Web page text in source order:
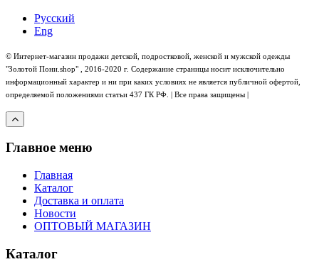
Русский
Eng
© Интернет-магазин продажи детской, подростковой, женской и мужской одежды
"Золотой Пони.shop" , 2016-2020 г. Содержание страницы носит исключительно
информационный характер и ни при каких условиях не является публичной офертой,
определяемой положениями статьи 437 ГК РФ. | Все права защищены |
Главное меню
Главная
Каталог
Доставка и оплата
Новости
ОПТОВЫЙ МАГАЗИН
Каталог